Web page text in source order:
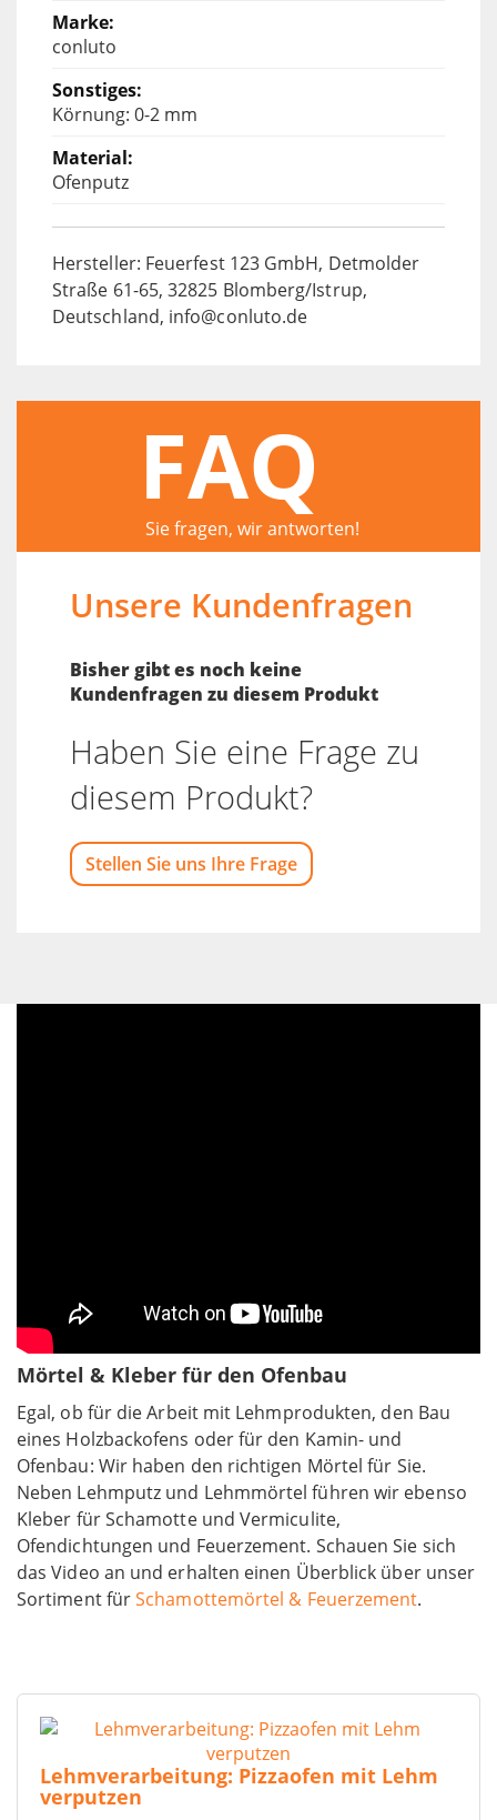
Mörtel & Kleber für den Ofenbau
Egal, ob für die Arbeit mit Lehmprodukten, den Bau
eines Holzbackofens oder für den Kamin- und
Ofenbau: Wir haben den richtigen Mörtel für Sie.
Neben Lehmputz und Lehmmörtel führen wir ebenso
Kleber für Schamotte und Vermiculite,
Ofendichtungen und Feuerzement. Schauen Sie sich
das Video an und erhalten einen Überblick über unser
Sortiment fürSchamottemörtel & Feuerzement.
Lehmverarbeitung: Pizzaofen mit Lehm
verputzen
conluto
Körnung: 0-2 mm
Ofenputz
Hersteller: Feuerfest 123 GmbH, Detmolder
Straße 61-65, 32825 Blomberg/Istrup,
Deutschland, info@conluto.de
FAQ
Sie fragen, wir antworten!
Unsere Kundenfragen
Bisher gibt es noch keine
Kundenfragen zu diesem Produkt
Haben Sie eine Frage zu
diesem Produkt?
Stellen Sie uns Ihre Frage